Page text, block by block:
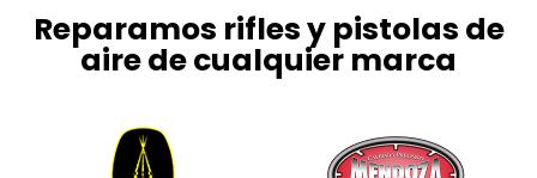
Reparamos rifles y pistolas de
aire de cualquier marca